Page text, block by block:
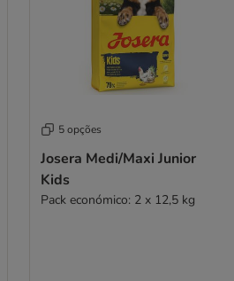
5 opções
Josera Medi/Maxi Junior
Kids
Pack económico: 2 x 12,5 kg